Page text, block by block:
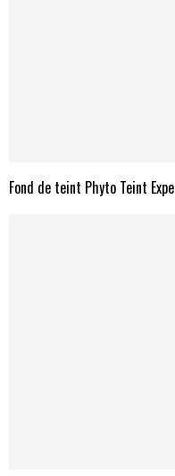
Fond de teint Phyto Teint